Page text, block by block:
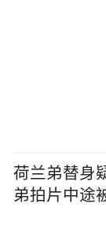
荷兰弟替身
弟拍片中途